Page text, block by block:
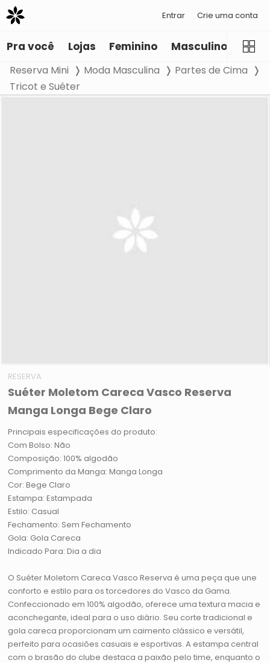
Entrar Crie uma conta
Pra você Lojas Feminino Masculino
Reserva Mini Moda Masculina
Partes de Cima
Tricot e Suéter
RESERVA
Suéter Moletom Careca Vasco Reserva
Manga Longa Bege Claro
Principais especificações do produto:
Com Bolso: Não
Composição: 100% algodão
Comprimento da Manga: Manga Longa
Cor: Bege Claro
Estampa: Estampada
Estilo: Casual
Fechamento: Sem Fechamento
Gola: Gola Careca
Indicado Para: Dia a dia
O Suéter Moletom Careca Vasco Reserva é uma peça que une
conforto e estilo para os torcedores do Vasco da Gama.
Confeccionado em 100% algodão, oferece uma textura macia e
aconchegante, ideal para o uso diário. Seu corte tradicional e
gola careca proporcionam um caimento clássico e versátil,
perfeito para ocasiões casuais e esportivas. A estampa central
com o brasão do clube destaca a paixão pelo time, enquanto o